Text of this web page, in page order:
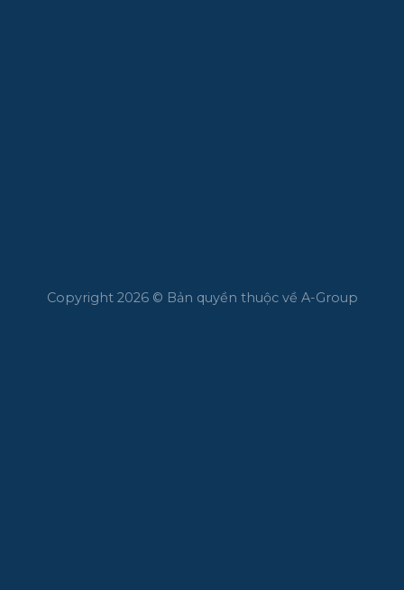
Copyright 2026 © Bản quyền thuộc về A-Group